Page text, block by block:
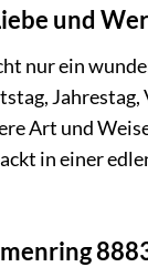
und
nur ein
Art und
in einer